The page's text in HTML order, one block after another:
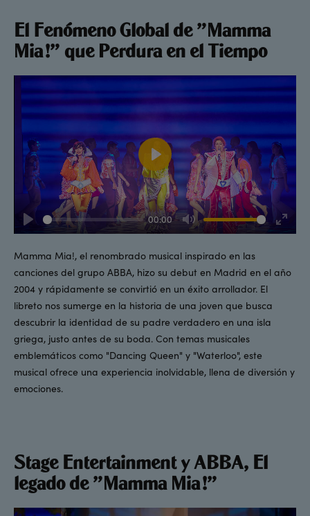
Mamma Mia!, el renombrado musical inspirado en las
canciones del grupo ABBA, hizo su debut en Madrid en el año
2004 y rápidamente se convirtió en un éxito arrollador. El
libreto nos sumerge en la historia de una joven que busca
descubrir la identidad de su padre verdadero en una isla
griega, justo antes de su boda. Con temas musicales
emblemáticos como "Dancing Queen" y "Waterloo", este
musical ofrece una experiencia inolvidable, llena de diversión y
emociones.
El Fenómeno Global de "Mamma
Mia!" que Perdura en el Tiempo
Play
00:00
Mute
Enter
Play
Stage Entertainment y ABBA, El
legado de "Mamma Mia!"